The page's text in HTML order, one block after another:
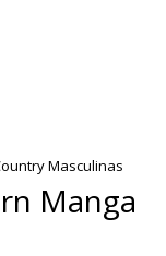
Masculinas
Manga